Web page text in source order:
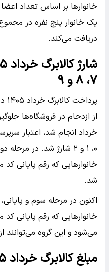
خانوارها بر اساس تعداد
دریافت می‌کند.
۷، ۸ و ۹
خرداد انجام شد، اعتبار
شد.
می‌شود و این گروه می‌توانند
مبلغ کالابرگ خرداد ۱۴۰۵ چقدر است؟